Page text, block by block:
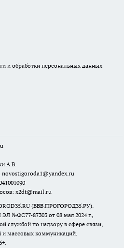
и обработки персональных данных
u
А.В.
novostigoroda1@yandex.ru
x2dt@mail.ru
(ВВВ.ПРОГОРОД35.РУ).
№ФС77-87303 от 08 мая 2024 г.,
службой по надзору в сфере связи,
массовых коммуникаций.